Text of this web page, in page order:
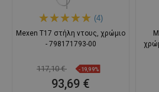
(4)
Mexen T17 στήλη ντους, χρώμιο
- 798171793-00
117,10 € -19,99%
93,69 €